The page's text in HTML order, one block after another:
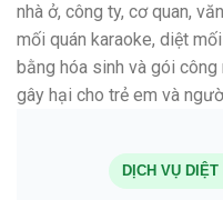
nhà ở, công ty, cơ quan,
mối quán karaoke, diệt
bằng hóa sinh và gói
gây hại cho trẻ em và
DỊCH VỤ